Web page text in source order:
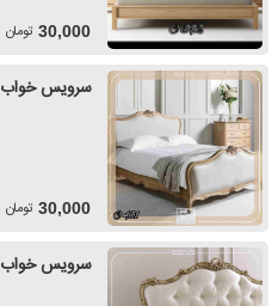
30,000 تومان
سرویس خواب
30,000 تومان
سرویس خواب